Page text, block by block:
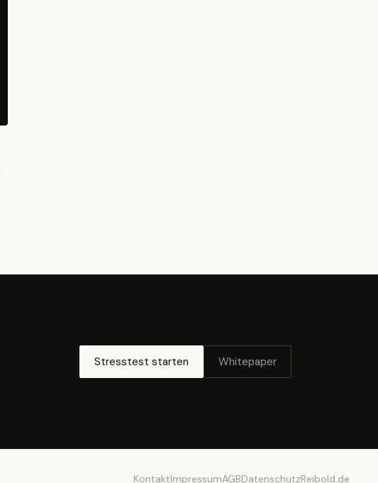
Stresstest starten Whitepaper
KontaktImpressumAGBDatenschutzReibold.de